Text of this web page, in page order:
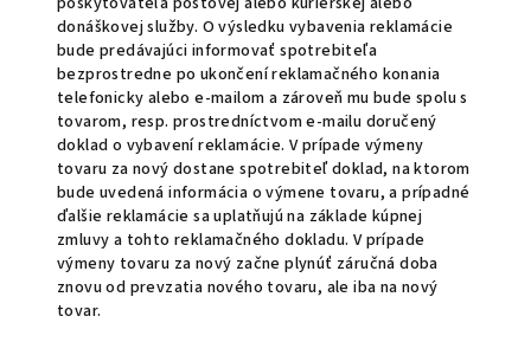
donáškovej služby. O výsledku vybavenia reklamácie
bude predávajúci informovať spotrebiteľa
bezprostredne po ukončení reklamačného konania
telefonicky alebo e-mailom a zároveň mu bude spolu s
tovarom, resp. prostredníctvom e-mailu doručený
doklad o vybavení reklamácie. V prípade výmeny
tovaru za nový dostane spotrebiteľ doklad, na ktorom
bude uvedená informácia o výmene tovaru, a prípadné
ďalšie reklamácie sa uplatňujú na základe kúpnej
zmluvy a tohto reklamačného dokladu. V prípade
výmeny tovaru za nový začne plynúť záručná doba
znovu od prevzatia nového tovaru, ale iba na nový
tovar.